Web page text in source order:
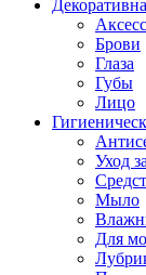
Брови
Глаза
Губы
Лицо
Уход
Мыло
Для